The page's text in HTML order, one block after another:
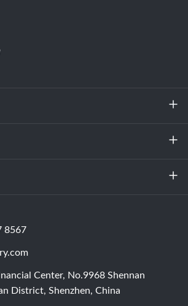
energia
sala de servidores
8567
Center, No.9968 Shennan
District, Shenzhen, China